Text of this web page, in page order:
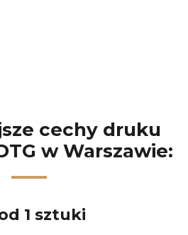
cechy druku
w Warszawie:
1 sztuki